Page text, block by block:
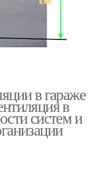
в гараже
в
систем и